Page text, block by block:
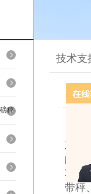
秤
技术支
工业
能。
车辆
带秤